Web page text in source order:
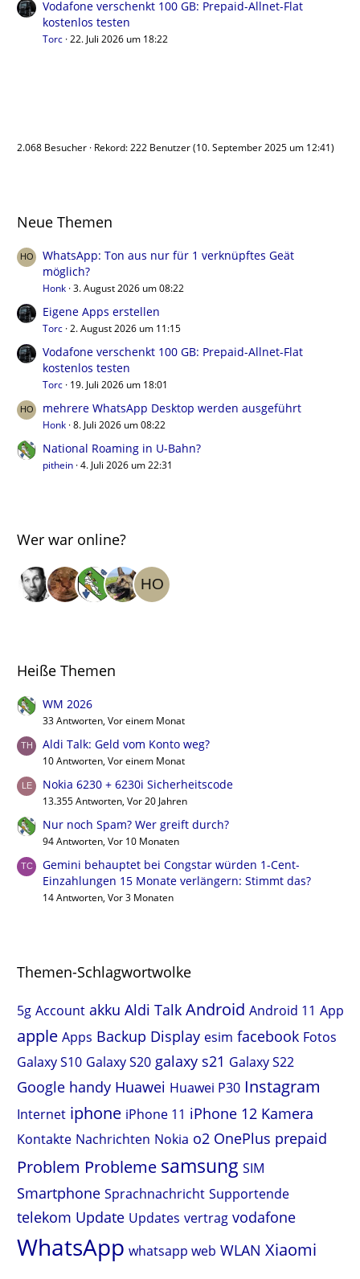
Vodafone verschenkt 100 GB: Prepaid-Allnet-Flat
kostenlos testen
Torc 22. Juli 2026 um 18:22
2.068 Besucher Rekord: 222 Benutzer (10. September 2025 um 12:41)
Neue Themen
WhatsApp: Ton aus nur für 1 verknüpftes Geät
möglich?
Honk 3. August 2026 um 08:22
Eigene Apps erstellen
Torc 2. August 2026 um 11:15
Vodafone verschenkt 100 GB: Prepaid-Allnet-Flat
kostenlos testen
Torc 19. Juli 2026 um 18:01
mehrere WhatsApp Desktop werden ausgeführt
Honk 8. Juli 2026 um 08:22
National Roaming in U-Bahn?
pithein 4. Juli 2026 um 22:31
Wer war online?
Heiße Themen
WM 2026
33 Antworten, Vor einem Monat
Aldi Talk: Geld vom Konto weg?
10 Antworten, Vor einem Monat
Nokia 6230 + 6230i Sicherheitscode
13.355 Antworten, Vor 20 Jahren
Nur noch Spam? Wer greift durch?
94 Antworten, Vor 10 Monaten
Gemini behauptet bei Congstar würden 1-Cent-
Einzahlungen 15 Monate verlängern: Stimmt das?
14 Antworten, Vor 3 Monaten
Themen-Schlagwortwolke
5g Account akku Aldi Talk Android Android 11 App
apple Apps Backup Display esim facebook Fotos
Galaxy S10 Galaxy S20 galaxy s21 Galaxy S22
Google handy Huawei Huawei P30 Instagram
Internet iphone iPhone 11 iPhone 12 Kamera
Kontakte Nachrichten Nokia o2 OnePlus prepaid
Problem Probleme samsung SIM
Smartphone Sprachnachricht Supportende
telekom Update Updates vertrag vodafone
WhatsApp whatsapp web WLAN Xiaomi